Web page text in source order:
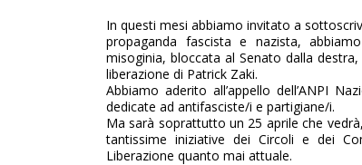
In questi mesi abbiamo invitato a
propaganda fascista e nazista,
misoginia, bloccata al Senato dalla
liberazione di Patrick Zaki.
Abbiamo aderito all’appello dell’ANPI
dedicate ad antifasciste/i e partigiane/i.
Ma sarà soprattutto un 25 aprile che
tantissime iniziative dei Circoli e dei
Liberazione quanto mai attuale.